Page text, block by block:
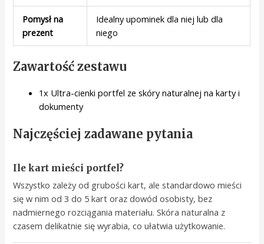
Pomysł na
prezent
Idealny upominek dla niej lub dla
niego
Zawartość zestawu
1x Ultra-cienki portfel ze skóry naturalnej na karty i
dokumenty
Najczęściej zadawane pytania
Ile kart mieści portfel?
Wszystko zależy od grubości kart, ale standardowo mieści
się w nim od 3 do 5 kart oraz dowód osobisty, bez
nadmiernego rozciągania materiału. Skóra naturalna z
czasem delikatnie się wyrabia, co ułatwia użytkowanie.